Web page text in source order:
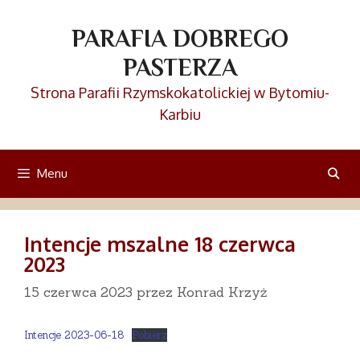
PARAFIA DOBREGO
PASTERZA
Strona Parafii Rzymskokatolickiej w Bytomiu-
Karbiu
Menu
Intencje mszalne 18 czerwca
2023
15 czerwca 2023 przez Konrad Krzyż
Intencje 2023-06-18 Pobierz